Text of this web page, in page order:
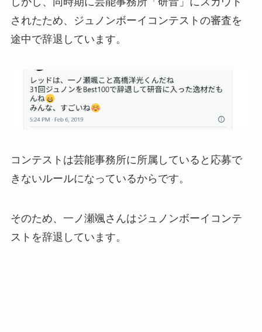
されたため、ジュノンボーイコンテストの審査を
途中で辞退しています。
コンテストは芸能事務所に所属していると応募で
きないルールになっているからです。
そのため、一ノ瀬颯さんはジュノンボーイコンテ
ストを辞退しています。